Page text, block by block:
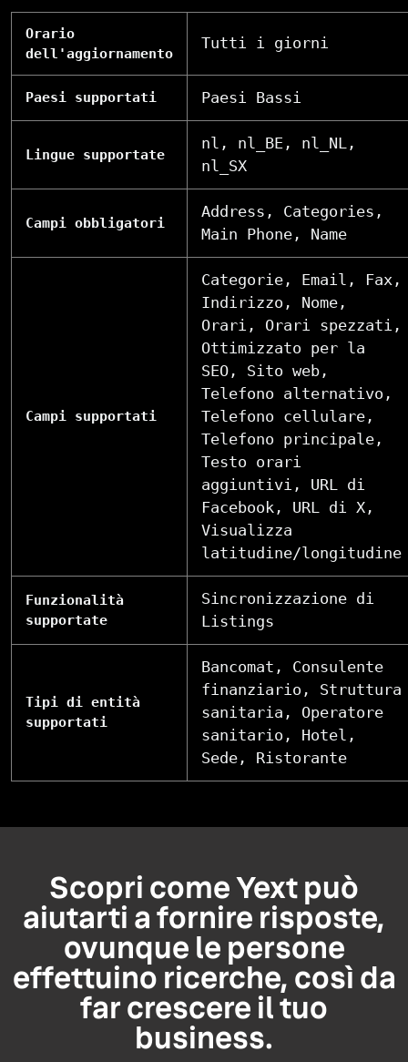
Orario
dell'aggiornamento
Tutti i giorni
Paesi supportati Paesi Bassi
Lingue supportate
nl, nl_BE, nl_NL,
nl_SX
Campi obbligatori
Address, Categories,
Main Phone, Name
Campi supportati
Categorie, Email, Fax,
Indirizzo, Nome,
Orari, Orari spezzati,
Ottimizzato per la
SEO, Sito web,
Telefono alternativo,
Telefono cellulare,
Telefono principale,
Testo orari
aggiuntivi, URL di
Facebook, URL di X,
Visualizza
latitudine/longitudine
Funzionalità
supportate
Sincronizzazione di
Listings
Tipi di entità
supportati
Bancomat, Consulente
finanziario, Struttura
sanitaria, Operatore
sanitario, Hotel,
Sede, Ristorante
Scopri come Yext può
aiutarti a fornire risposte,
ovunque le persone
effettuino ricerche, così da
far crescere il tuo
business.